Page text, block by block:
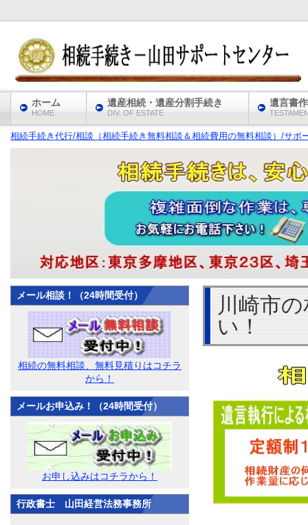
相続手続き代行/相談（相続手続き無料相談＆相続費用の無料相談）/サポ
川崎市
い！
メール相談！（24時間受付）
相続の無料相談、無料見積りはコチラ
から！
メールお申込み！（24時間受付）
お申し込みはコチラから！
行政書士 山田経営法務事務所
ホーム
HOME
遺産相続・遺産分割手続き
DIV. OF ESTATE
遺言書